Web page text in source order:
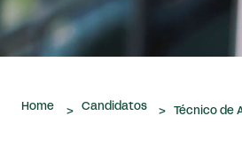
Home > Candidatos > Técnico de